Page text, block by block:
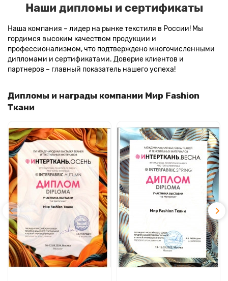
Наши дипломы и сертификаты
Наша компания – лидер на рынке текстиля в России! Мы
гордимся высоким качеством продукции и
профессионализмом, что подтверждено многочисленными
дипломами и сертификатами. Доверие клиентов и
партнеров – главный показатель нашего успеха!
Дипломы и награды компании Мир Fashion
Ткани